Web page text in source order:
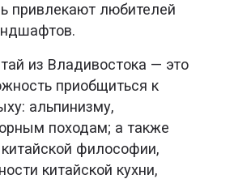
привлекают любителей
из Владивостока — это
приобщиться к
альпинизму,
походам; а также
китайской философии,
китайской кухни,